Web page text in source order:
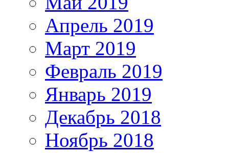
Апрель 2019
Март 2019
Февраль 2019
Январь 2019
Декабрь 2018
Ноябрь 2018